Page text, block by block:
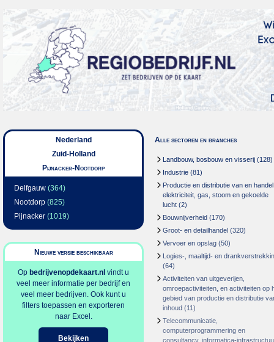
Nederland
Zuid-Holland
Pijnacker-Nootdorp
Delfgauw (364)
Nootdorp (825)
Pijnacker (1019)
Nieuwe versie beschikbaar
Op bedrijvenopdekaart.nl vindt u
veel meer informatie per bedrijf en
veel meer bedrijven. Ook kunt u
filters toepassen en exporteren
naar Excel.
Bekijken
Alle sectoren en branches
Landbouw, bosbouw en visserij (128)
Industrie (81)
Productie en distributie van en
elektriciteit, gas, stoom en gekoelde
lucht (2)
Bouwnijverheid (170)
Groot- en detailhandel (320)
Vervoer en opslag (50)
Logies-, maaltijd- en
(64)
Activiteiten van uitgeverijen,
omroepactiviteiten, en activiteiten op
gebied van productie en distributie
inhoud (11)
Telecommunicatie,
computerprogrammering en
consultancy, informatica-